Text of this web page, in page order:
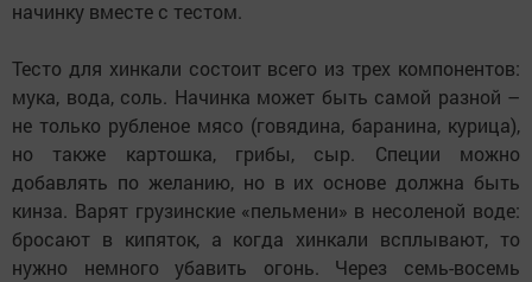
начинку вместе с тестом.
Тесто для хинкали состоит всего из трех компонентов:
мука, вода, соль. Начинка может быть самой разной –
не только рубленое мясо (говядина, баранина, курица),
но также картошка, грибы, сыр. Специи можно
добавлять по желанию, но в их основе должна быть
кинза. Варят грузинские «пельмени» в несоленой воде:
бросают в кипяток, а когда хинкали всплывают, то
нужно немного убавить огонь. Через семь-восемь